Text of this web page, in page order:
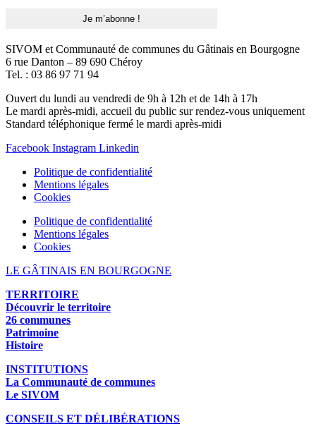
SIVOM et Communauté de communes du Gâtinais en Bourgogne
6 rue Danton – 89 690 Chéroy
Tel. : 03 86 97 71 94
Ouvert du lundi au vendredi de 9h à 12h et de 14h à 17h
Le mardi après-midi, accueil du public sur rendez-vous uniquement
Standard téléphonique fermé le mardi après-midi
Facebook Instagram Linkedin
Politique de confidentialité
Mentions légales
Cookies
Politique de confidentialité
Mentions légales
Cookies
LE GÂTINAIS EN BOURGOGNE
TERRITOIRE
Découvrir le territoire
26 communes
Patrimoine
Histoire
INSTITUTIONS
La Communauté de communes
Le SIVOM
CONSEILS ET DÉLIBÉRATIONS